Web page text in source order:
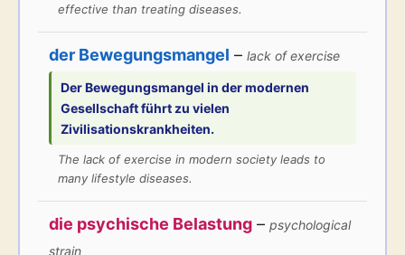
effective than treating diseases.
der Bewegungsmangel – lack of exercise
DerBewegungsmangel in der modernen
Gesellschaft führt zu vielen
Zivilisationskrankheiten.
The lack of exercise in modern society leads to
many lifestyle diseases.
die psychische Belastung – psychological
strain